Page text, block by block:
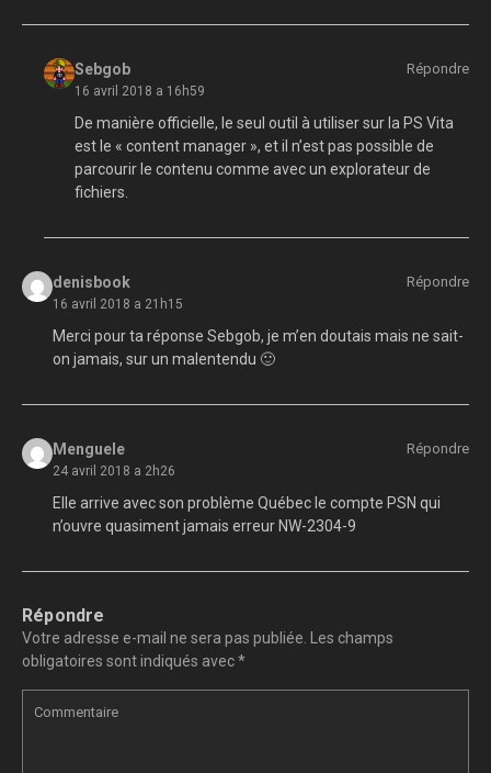
Sebgob
16 avril 2018 a 16h59
Répondre
De manière officielle, le seul outil à utiliser sur la PS Vita
est le « content manager », et il n’est pas possible de
parcourir le contenu comme avec un explorateur de
fichiers.
denisbook
16 avril 2018 a 21h15
Répondre
Merci pour ta réponse Sebgob, je m’en doutais mais ne sait-
on jamais, sur un malentendu 🙂
Menguele
24 avril 2018 a 2h26
Répondre
Elle arrive avec son problème Québec le compte PSN qui
n’ouvre quasiment jamais erreur NW-2304-9
Répondre
Votre adresse e-mail ne sera pas publiée. Les champs
obligatoires sont indiqués avec*